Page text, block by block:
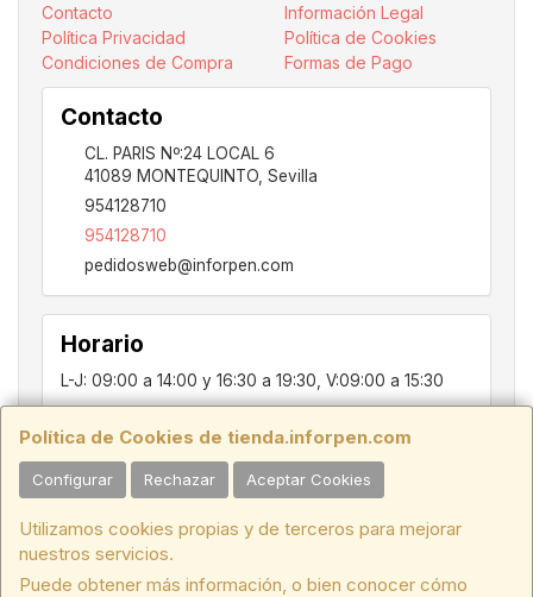
Política de Cookies de tienda.inforpen.com
Configurar Rechazar Aceptar Cookies
Utilizamos cookies propias y de terceros para mejorar
nuestros servicios.
Puede obtener más información, o bien conocer cómo
Contacto
Información Legal
Política Privacidad
Política de Cookies
Condiciones de Compra
Formas de Pago
Contacto
CL. PARIS Nº:24 LOCAL 6
41089 MONTEQUINTO Sevilla
954128710
954128710
pedidosweb@inforpen.com
Horario
L-J: 09:00 a 14:00 y 16:30 a 19:30, V:09:00 a 15:30
PARIS, 24, LOCAL 6, 41089, Montequinto - Dos Hermanas, SEVILLA,
C.I.F.:ESB91914697 - Tfno.:954128710
HORARIO INVIERNO:Lunes a Jueves de 09:00 a 14:00 y de 16:30 a
19:30. Viernes de 09:00 a 15:30.
HORARIO VERANO:Lunes a Jueves de 07:00 a 15:00. Viernes de